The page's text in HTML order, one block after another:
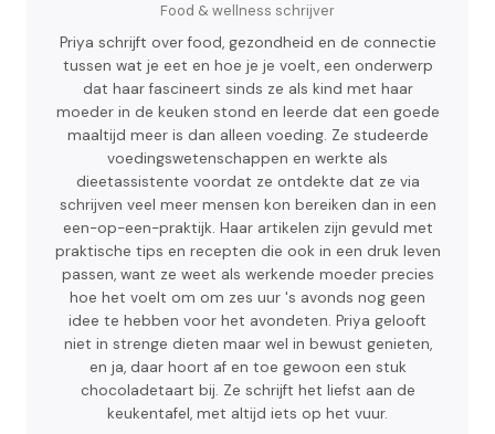
Food & wellness schrijver
Priya schrijft over food, gezondheid en de connectie
tussen wat je eet en hoe je je voelt, een onderwerp
dat haar fascineert sinds ze als kind met haar
moeder in de keuken stond en leerde dat een goede
maaltijd meer is dan alleen voeding. Ze studeerde
voedingswetenschappen en werkte als
dieetassistente voordat ze ontdekte dat ze via
schrijven veel meer mensen kon bereiken dan in een
een-op-een-praktijk. Haar artikelen zijn gevuld met
praktische tips en recepten die ook in een druk leven
passen, want ze weet als werkende moeder precies
hoe het voelt om om zes uur 's avonds nog geen
idee te hebben voor het avondeten. Priya gelooft
niet in strenge dieten maar wel in bewust genieten,
en ja, daar hoort af en toe gewoon een stuk
chocoladetaart bij. Ze schrijft het liefst aan de
keukentafel, met altijd iets op het vuur.